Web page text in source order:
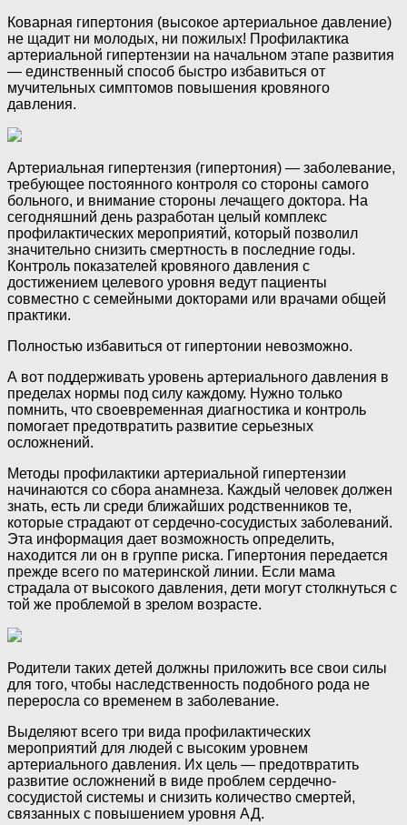
Коварная гипертония (высокое артериальное давление)
не щадит ни молодых, ни пожилых! Профилактика
артериальной гипертензии на начальном этапе развития
— единственный способ быстро избавиться от
мучительных симптомов повышения кровяного
давления.
Артериальная гипертензия (гипертония) — заболевание,
требующее постоянного контроля со стороны самого
больного, и внимание стороны лечащего доктора. На
сегодняшний день разработан целый комплекс
профилактических мероприятий, который позволил
значительно снизить смертность в последние годы.
Контроль показателей кровяного давления с
достижением целевого уровня ведут пациенты
совместно с семейными докторами или врачами общей
практики.
Полностью избавиться от гипертонии невозможно.
А вот поддерживать уровень артериального давления в
пределах нормы под силу каждому. Нужно только
помнить, что своевременная диагностика и контроль
помогает предотвратить развитие серьезных
осложнений.
Методы профилактики артериальной гипертензии
начинаются со сбора анамнеза. Каждый человек должен
знать, есть ли среди ближайших родственников те,
которые страдают от сердечно-сосудистых заболеваний.
Эта информация дает возможность определить,
находится ли он в группе риска. Гипертония передается
прежде всего по материнской линии. Если мама
страдала от высокого давления, дети могут столкнуться с
той же проблемой в зрелом возрасте.
Родители таких детей должны приложить все свои силы
для того, чтобы наследственность подобного рода не
переросла со временем в заболевание.
Выделяют всего три вида профилактических
мероприятий для людей с высоким уровнем
артериального давления. Их цель — предотвратить
развитие осложнений в виде проблем сердечно-
сосудистой системы и снизить количество смертей,
связанных с повышением уровня АД.